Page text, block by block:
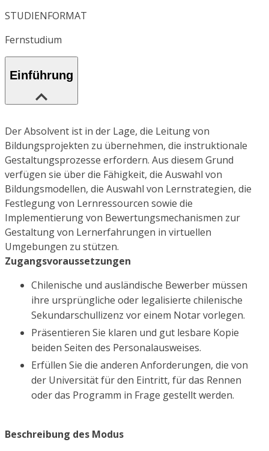
STUDIENFORMAT
Fernstudium
Einführung
Der Absolvent ist in der Lage, die Leitung von
Bildungsprojekten zu übernehmen, die instruktionale
Gestaltungsprozesse erfordern. Aus diesem Grund
verfügen sie über die Fähigkeit, die Auswahl von
Bildungsmodellen, die Auswahl von Lernstrategien, die
Festlegung von Lernressourcen sowie die
Implementierung von Bewertungsmechanismen zur
Gestaltung von Lernerfahrungen in virtuellen
Umgebungen zu stützen.
Zugangsvoraussetzungen
Chilenische und ausländische Bewerber müssen
ihre ursprüngliche oder legalisierte chilenische
Sekundarschullizenz vor einem Notar vorlegen.
Präsentieren Sie klaren und gut lesbare Kopie
beiden Seiten des Personalausweises.
Erfüllen Sie die anderen Anforderungen, die von
der Universität für den Eintritt, für das Rennen
oder das Programm in Frage gestellt werden.
Beschreibung des Modus